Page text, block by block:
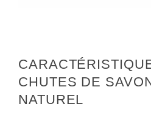
CHUTES DE
NATUREL